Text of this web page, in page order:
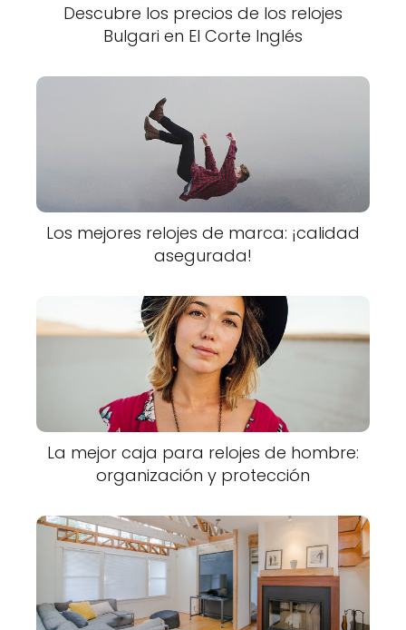
Descubre los precios de los relojes
Bulgari en El Corte Inglés
Los mejores relojes de marca: ¡calidad
asegurada!
La mejor caja para relojes de hombre:
organización y protección